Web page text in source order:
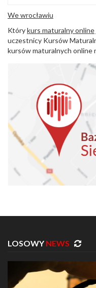
We wrocławiu
Którykurs maturalny online
uczestnicy Kursów
kursów maturalnych online
LOSOWY NEWS